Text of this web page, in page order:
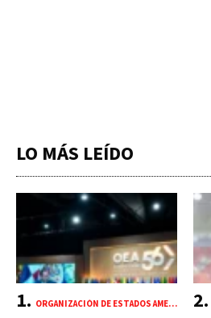
LO MÁS LEÍDO
ORGANIZACIÓN DE ESTADOS AMERICANOS (OEA)